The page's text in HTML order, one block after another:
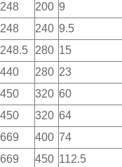
248 200 9
248 240 9.5
248.5 280 15
440 280 23
450 320 60
450 320 64
669 400 74
669 450 112.5